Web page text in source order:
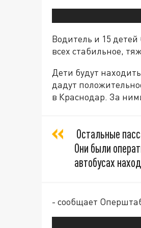
Водитель и 15
всех стабильное,
Дети будут
дадут
в Краснодар. За
Остальные
Они были
автобусах
- сообщает